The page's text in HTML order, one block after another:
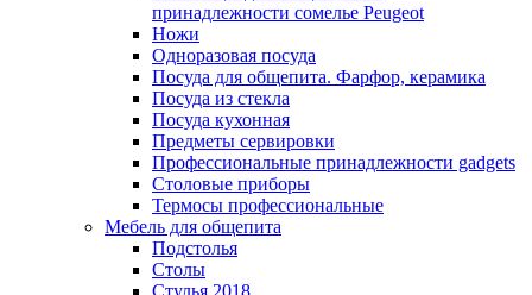
принадлежности сомелье Peugeot
Ножи
Одноразовая посуда
Посуда для общепита. Фарфор, керамика
Посуда из стекла
Посуда кухонная
Предметы сервировки
Профессиональные принадлежности gadgets
Столовые приборы
Термосы профессиональные
Мебель для общепита
Подстолья
Столы
Стулья 2018